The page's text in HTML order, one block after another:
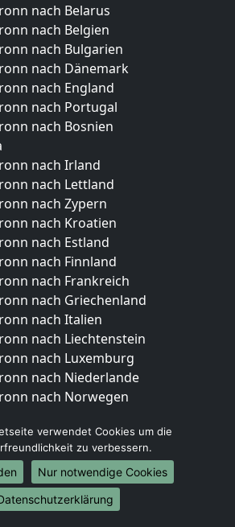
nach Belarus
nach Belgien
nach Bulgarien
nach Dänemark
nach England
nach Portugal
nach Bosnien
nach Irland
nach Lettland
nach Zypern
nach Kroatien
nach Estland
nach Finnland
nach Frankreich
nach Griechenland
nach Italien
nach Liechtenstein
nach Luxemburg
nach Niederlande
nach Norwegen
nach Berlin
nach Hamburg
nach München
nach Köln
verwendet Cookies um die
zu verbessern.
Nur notwendige Cookies